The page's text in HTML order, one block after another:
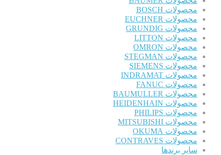
محصولات BOSCH
محصولات EUCHNER
محصولات GRUNDIG
محصولات LITTON
محصولات OMRON
محصولات STEGMAN
محصولات SIEMENS
محصولات INDRAMAT
محصولات FANUC
محصولات BAUMULLER
محصولات HEIDENHAIN
محصولات PHILIPS
محصولات MITSUBISHI
محصولات OKUMA
محصولات CONTRAVES
سایر برندها